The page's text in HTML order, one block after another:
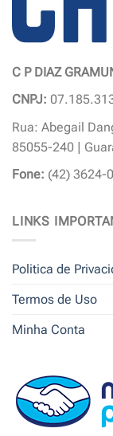
C P DIAZ
CNPJ:
Rua: Abegail
85055-240 |
Fone: (42) 3624-
LINKS
Politica de
Termos de Uso
Minha Conta